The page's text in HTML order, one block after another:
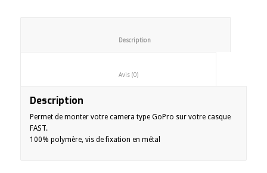
						Description
						Avis (0)
Description
Permet de monter votre camera type GoPro sur votre casque
FAST.
100% polymère, vis de fixation en métal